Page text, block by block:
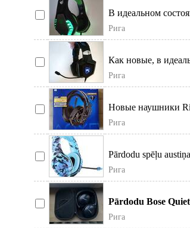
В идеальном
новая,
Рига
Как новые, в
синей Led под
Рига
Новые наушники
использовалась. По
Рига
Pārdodu spēļu
Рига
Pārdodu Bose
Quietc
Рига